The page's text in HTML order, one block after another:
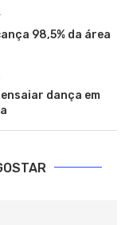
98,5% da área
dança em